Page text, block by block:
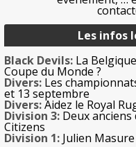
Les infos
Black Devils: La
Coupe du Monde ?
Divers: Les
et 13 septembre
Divers:Aidez le Royal
Division 3: Deux anciens
Citizens
Division 1: Julien